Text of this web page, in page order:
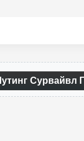
Сурвайвл